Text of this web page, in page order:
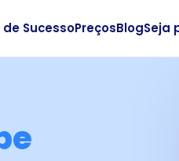
SucessoPreçosBlogSeja